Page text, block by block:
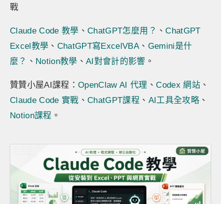
戰
Claude Code 教學 、ChatGPT怎麼用？ 、ChatGPT
Excel教學 、 ChatGPT寫ExcelVBA、 Gemini是什
麼？ 、 Notion教學 、AI對會計的影響 。
贊贊小屋AI課程：OpenClaw AI 代理 、Codex 網站、
Claude Code 實戰 、ChatGPT課程 、 AI工具全攻略、
Notion課程 。